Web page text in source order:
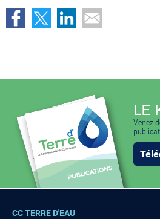
LE
Venez
CC TERRE D'EAU